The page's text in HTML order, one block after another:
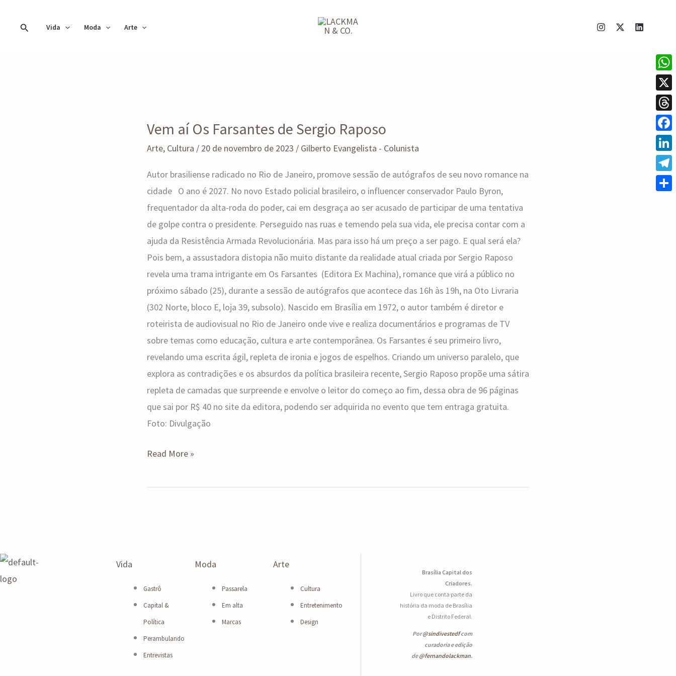
Pesquisar
Vida Moda Arte
Vem aí Os Farsantes de Sergio Raposo
Arte, Cultura / 20 de novembro de 2023 / Gilberto Evangelista - Colunista
Autor brasiliense radicado no Rio de Janeiro, promove sessão de autógrafos de seu novo romance na
cidade O ano é 2027. No novo Estado policial brasileiro, o influencer conservador Paulo Byron,
frequentador da alta-roda do poder, cai em desgraça ao ser acusado de participar de uma tentativa
de golpe contra o presidente. Perseguido nas ruas e temendo pela sua vida, ele precisa contar com a
ajuda da Resistência Armada Revolucionária. Mas para isso há um preço a ser pago. E qual será ela?
Pois bem, a assustadora distopia não muito distante da realidade atual criada por Sergio Raposo
revela uma trama intrigante em Os Farsantes (Editora Ex Machina), romance que virá a público no
próximo sábado (25), durante a sessão de autógrafos que acontece das 16h às 19h, na Oto Livraria
(302 Norte, bloco E, loja 39, subsolo). Nascido em Brasília em 1972, o autor também é diretor e
roteirista de audiovisual no Rio de Janeiro onde vive e realiza documentários e programas de TV
sobre temas como educação, cultura e arte contemporânea. Os Farsantes é seu primeiro livro,
revelando uma escrita ágil, repleta de ironia e jogos de espelhos. Criando um universo paralelo, que
explora as contradições e os absurdos da política brasileira recente, Sergio Raposo propõe uma sátira
repleta de camadas que surpreende e envolve o leitor do começo ao fim, dessa obra de 96 páginas
que sai por R$ 40 no site da editora, podendo ser adquirida no evento que tem entraga gratuita.
Foto: Divulgação
Os
Farsantes
Sergio
Raposo
Read More »
Vida
Gastrô
Capital &
Política
Perambulando
Entrevistas
Moda
Passarela
Em alta
Marcas
Arte
Cultura
Entretenimento
Design
Brasília Capital dos
Criadores.
Livro que conta parte da
história da moda de Brasília
e Distrito Federal.
Por@sindivestedfcom
curadoria e edição
de@fernandolackman.
X